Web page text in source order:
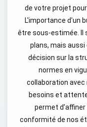
de votre projet
L'importance d'un
être sous-estimée. Il
plans, mais
décision sur la
normes en
collaboration
besoins et
permet
conformité de nos